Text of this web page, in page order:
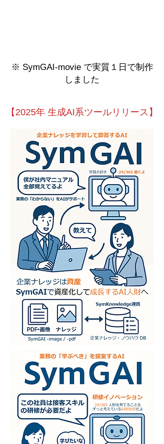
※ SymGAI-movie で実質１日で制作
しました
【2025年 生成AI系ツールリリース】